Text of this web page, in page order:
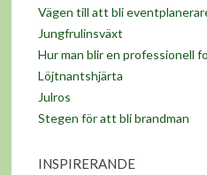
Vägen till att bli
Jungfrulinsväxt
Hur man blir en professionell
Löjtnantshjärta
Julros
Stegen för att bli brandman
INSPIRERANDE